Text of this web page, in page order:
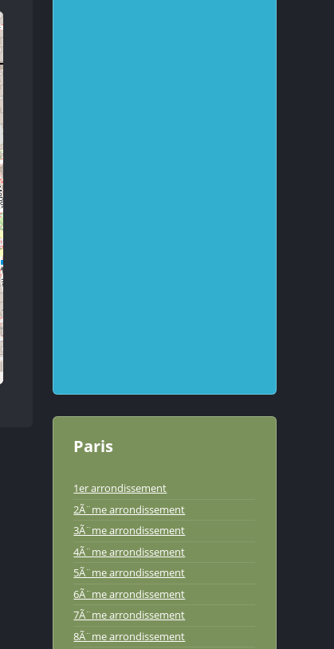
Paris
1er arrondissement
2Ã¨me arrondissement
3Ã¨me arrondissement
4Ã¨me arrondissement
5Ã¨me arrondissement
6Ã¨me arrondissement
7Ã¨me arrondissement
8Ã¨me arrondissement